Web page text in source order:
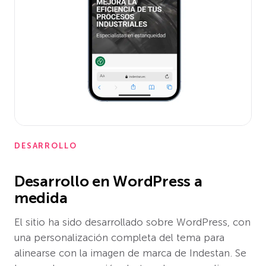
DESARROLLO
Desarrollo en WordPress a
medida
El sitio ha sido desarrollado sobre WordPress, con
una personalización completa del tema para
alinearse con la imagen de marca de Indestan. Se